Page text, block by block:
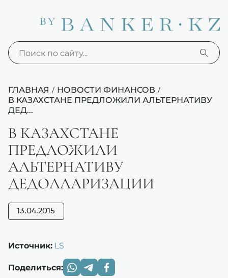
ГЛАВНАЯ / НОВОСТИ ФИНАНСОВ /
В КАЗАХСТАНЕ ПРЕДЛОЖИЛИ АЛЬТЕРНАТИВУ
ДЕД...
В КАЗАХСТАНЕ
ПРЕДЛОЖИЛИ
АЛЬТЕРНАТИВУ
ДЕДОЛЛАРИЗАЦИИ
13.04.2015
Источник: LS
Поделиться: